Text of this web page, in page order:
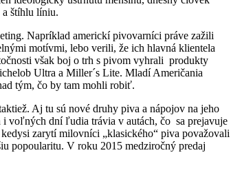
a štíhlu líniu.
Napríklad americkí pivovarníci práve zažili
motívmi, lebo verili, že ich hlavná klientela
však boj o trh s pivom vyhrali produkty
Ultra a Miller´s Lite. Mladí Američania
tým, čo by tam mohli robiť.
Aj tu sú nové druhy piva a nápojov na jeho
voľných dní ľudia trávia v autách, čo sa prejavuje
zarytí milovníci „klasického“ piva považovali
popoularitu. V roku 2015 medziročný predaj